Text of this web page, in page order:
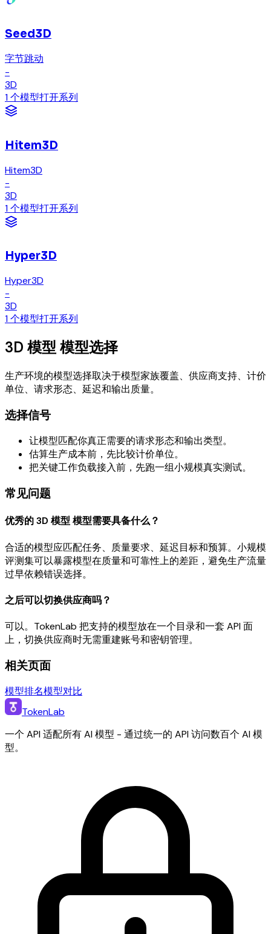
Seed3D
字节跳动
-
3D
1 个模型打开系列
Hitem3D
Hitem3D
-
3D
1 个模型打开系列
Hyper3D
Hyper3D
-
3D
1 个模型打开系列
3D 模型 模型选择
生产环境的模型选择取决于模型家族覆盖、供应商支持、计价
单位、请求形态、延迟和输出质量。
选择信号
让模型匹配你真正需要的请求形态和输出类型。
估算生产成本前，先比较计价单位。
把关键工作负载接入前，先跑一组小规模真实测试。
常见问题
优秀的 3D 模型 模型需要具备什么？
合适的模型应匹配任务、质量要求、延迟目标和预算。小规模
评测集可以暴露模型在质量和可靠性上的差距，避免生产流量
过早依赖错误选择。
之后可以切换供应商吗？
可以。TokenLab 把支持的模型放在一个目录和一套 API 面
上，切换供应商时无需重建账号和密钥管理。
相关页面
模型排名模型对比
TokenLab
一个 API 适配所有 AI 模型 - 通过统一的 API 访问数百个 AI 模
型。